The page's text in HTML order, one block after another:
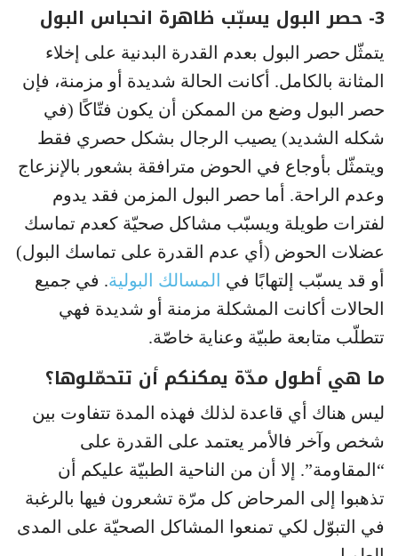
3- حصر البول يسبّب ظاهرة انحباس البول
يتمثّل حصر البول بعدم القدرة البدنية على إخلاء
المثانة بالكامل. أكانت الحالة شديدة أو مزمنة، فإن
حصر البول وضع من الممكن أن يكون فتّاكًا (في
شكله الشديد) يصيب الرجال بشكل حصري فقط
ويتمثّل بأوجاع في الحوض مترافقة بشعور بالإنزعاج
وعدم الراحة. أما حصر البول المزمن فقد يدوم
لفترات طويلة ويسبّب مشاكل صحيّة كعدم تماسك
عضلات الحوض (أي عدم القدرة على تماسك البول)
أو قد يسبّب إلتهابًا في المسالك البولية. في جميع
الحالات أكانت المشكلة مزمنة أو شديدة فهي
تتطلّب متابعة طبيّة وعناية خاصّة.
ما هي أطول مدّة يمكنكم أن تتحمّلوها؟
ليس هناك أي قاعدة لذلك فهذه المدة تتفاوت بين
شخص وآخر فالأمر يعتمد على القدرة على
“المقاومة”. إلا أن من الناحية الطبيّة عليكم أن
تذهبوا إلى المرحاض كل مرّة تشعرون فيها بالرغبة
في التبوّل لكي تمنعوا المشاكل الصحيّة على المدى